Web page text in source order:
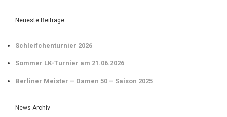
Neueste Beiträge
Schleifchenturnier 2026
Sommer LK-Turnier am 21.06.2026
Berliner Meister – Damen 50 – Saison 2025
News Archiv